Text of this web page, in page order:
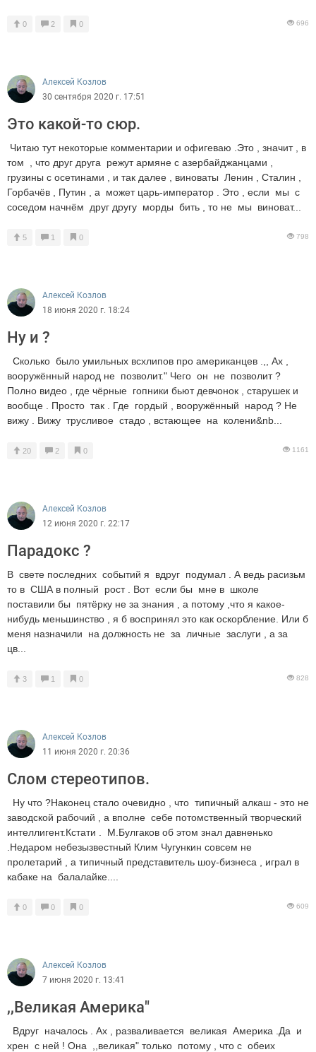
0 2 0 696
Алексей Козлов
30 сентября 2020 г. 17:51
Это какой-то сюр.
Читаю тут некоторые комментарии и офигеваю .Это , значит , в
том , что друг друга режут армяне с азербайджанцами ,
грузины с осетинами , и так далее , виноваты Ленин , Сталин ,
Горбачёв , Путин , а может царь-император . Это , если мы с
соседом начнём друг другу морды бить , то не мы виноват...
5 1 0 798
Алексей Козлов
18 июня 2020 г. 18:24
Ну и ?
Сколько было умильных всхлипов про американцев .,, Ах ,
вооружённый народ не позволит." Чего он не позволит ?
Полно видео , где чёрные гопники бьют девчонок , старушек и
вообще . Просто так . Где гордый , вооружённый народ ? Не
вижу . Вижу трусливое стадо , встающее на колени&nb...
20 2 0 1161
Алексей Козлов
12 июня 2020 г. 22:17
Парадокс ?
В свете последних событий я вдруг подумал . А ведь расизьм
то в США в полный рост . Вот если бы мне в школе
поставили бы пятёрку не за знания , а потому ,что я какое-
нибудь меньшинство , я б воспринял это как оскорбление. Или б
меня назначили на должность не за личные заслуги , а за
цв...
3 1 0 828
Алексей Козлов
11 июня 2020 г. 20:36
Слом стереотипов.
Ну что ?Наконец стало очевидно , что типичный алкаш - это не
заводской рабочий , а вполне себе потомственный творческий
интеллигент.Кстати . М.Булгаков об этом знал давненько
.Недаром небезызвестный Клим Чугункин совсем не
пролетарий , а типичный представитель шоу-бизнеса , играл в
кабаке на балалайке....
0 0 0 609
Алексей Козлов
7 июня 2020 г. 13:41
,,Великая Америка"
Вдруг началось . Ах , разваливается великая Америка .Да и
хрен с ней ! Она ,,великая" только потому , что с обеих